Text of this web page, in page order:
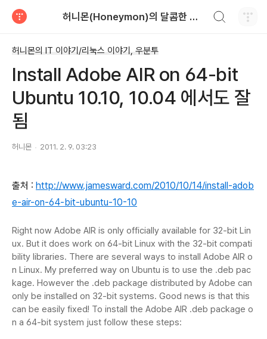
허니몬(Honeymon)의 달콤한 비행
허니몬의 IT 이야기/리눅스 이야기, 우분투
Install Adobe AIR on 64-bit
Ubuntu 10.10, 10.04 에서도 잘
됨
허니몬 2011. 2. 9. 03:23
출처 : http://www.jamesward.com/2010/10/14/install-adob
e-air-on-64-bit-ubuntu-10-10
Right now Adobe AIR is only officially available for 32-bit Lin
ux. But it does work on 64-bit Linux with the 32-bit compati
bility libraries. There are several ways to install Adobe AIR o
n Linux. My preferred way on Ubuntu is to use the .deb pac
kage. However the .deb package distributed by Adobe can
only be installed on 32-bit systems. Good news is that this
can be easily fixed! To install the Adobe AIR .deb package o
n a 64-bit system just follow these steps: